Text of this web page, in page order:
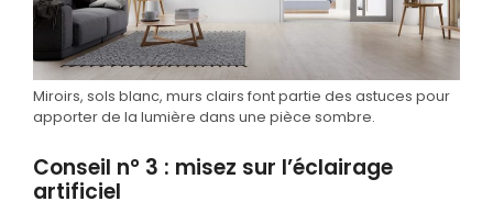
Miroirs, sols blanc, murs clairs font partie des astuces pour
apporter de la lumière dans une pièce sombre.
Conseil n° 3 : misez sur l’éclairage
artificiel